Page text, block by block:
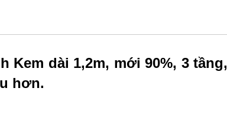
Kem dài 1,2m, mới 90%, 3 tầng,
hơn.